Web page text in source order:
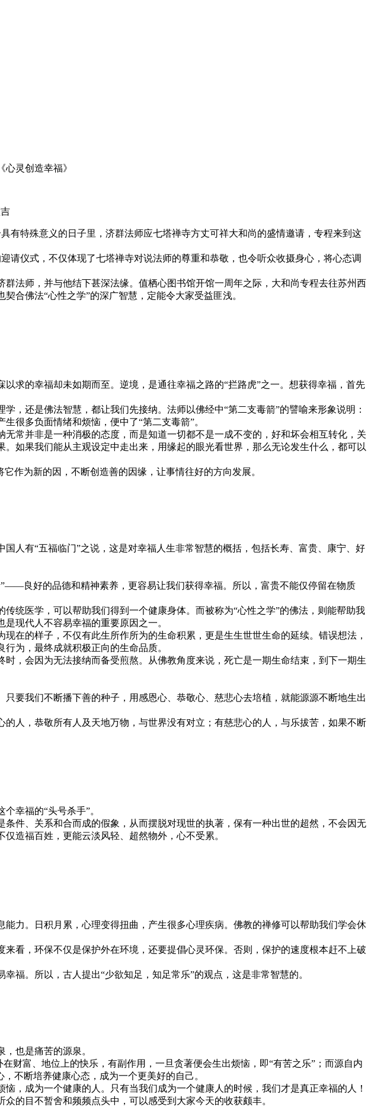
灵创造幸福》
特殊意义的日子里，济群法师应七塔禅寺方丈可祥大和尚的盛情邀请，专程来到这
仪式，不仅体现了七塔禅寺对说法师的尊重和恭敬，也令听众收摄身心，将心态调
师，并与他结下甚深法缘。值栖心图书馆开馆一周年之际，大和尚专程去往苏州西
合佛法“心性之学”的深广智慧，定能令大家受益匪浅。
的幸福却未如期而至。逆境，是通往幸福之路的“拦路虎”之一。想获得幸福，首先
还是佛法智慧，都让我们先接纳。法师以佛经中“第二支毒箭”的譬喻来形象说明：
很多负面情绪和烦恼，便中了“第二支毒箭”。
并非是一种消极的态度，而是知道一切都不是一成不变的，好和坏会相互转化，关
如果我们能从主观设定中走出来，用缘起的眼光看世界，那么无论发生什么，都可以
为新的因，不断创造善的因缘，让事情往好的方向发展。
有“五福临门”之说，这是对幸福人生非常智慧的概括，包括长寿、富贵、康宁、好
良好的品德和精神素养，更容易让我们获得幸福。所以，富贵不能仅停留在物质
医学，可以帮助我们得到一个健康身体。而被称为“心性之学”的佛法，则能帮助我
现代人不容易幸福的重要原因之一。
的样子，不仅有此生所作所为的生命积累，更是生生世世生命的延续。错误想法，
为，最终成就积极正向的生命品质。
会因为无法接纳而备受煎熬。从佛教角度来说，死亡是一期生命结束，到下一期生
我们不断播下善的种子，用感恩心、恭敬心、慈悲心去培植，就能源源不断地生出
，恭敬所有人及天地万物，与世界没有对立；有慈悲心的人，与乐拔苦，如果不断
幸福的“头号杀手”。
、关系和合而成的假象，从而摆脱对现世的执著，保有一种出世的超然，不会因无
造福百姓，更能云淡风轻、超然物外，心不受累。
。日积月累，心理变得扭曲，产生很多心理疾病。佛教的禅修可以帮助我们学会休
，环保不仅是保护外在环境，还要提倡心灵环保。否则，保护的速度根本赶不上破
。所以，古人提出“少欲知足，知足常乐”的观点，这是非常智慧的。
也是痛苦的源泉。
富、地位上的快乐，有副作用，一旦贪著便会生出烦恼，即“有苦之乐”；而源自内
不断培养健康心态，成为一个更美好的自己。
成为一个健康的人。只有当我们成为一个健康人的时候，我们才是真正幸福的人！
目不暂舍和频频点头中，可以感受到大家今天的收获颇丰。